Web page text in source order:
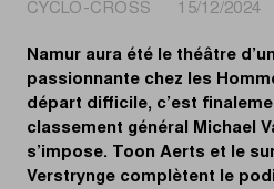
CYCLO-CROSS 15/12/2024
Namur aura été le théâtre
passionnante chez les
départ difficile, c’est
classement général Michael
s’impose. Toon Aerts et le
Verstrynge complètent le